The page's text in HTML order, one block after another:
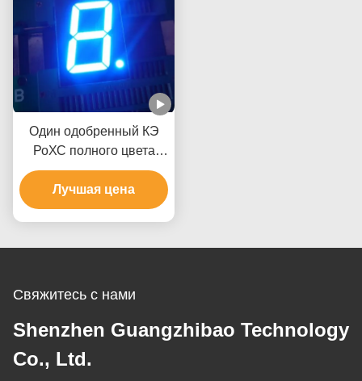
Один одобренный КЭ
РоХС полного цвета
дисплея СИД этапа
графиков 7 числа
крытый
Лучшая цена
Свяжитесь с нами
Shenzhen Guangzhibao Technology
Co., Ltd.